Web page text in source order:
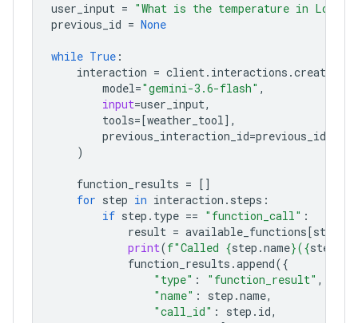
user_input = "What is the temperature in
previous_id = None
while True :
interaction = client. interactions .create
model="gemini-3.6-flash" ,
input=user_input,
tools=[weather_tool],
previous_interaction_id=previous_id
)
function_results = []
for step in interaction . steps :
if step . type == "function_call" :
result = available_functions[step
print(f"Called {step .name}({step
function_results .append({
"type" : "function_result" ,
"name" : step .name,
"call_id" : step . id,